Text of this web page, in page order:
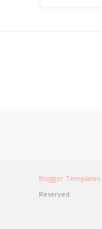
Blogger Templates
Reserved.